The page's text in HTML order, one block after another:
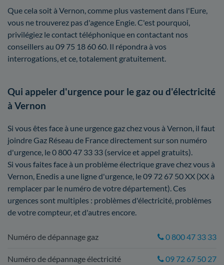
Que cela soit à Vernon, comme plus vastement dans l'Eure,
vous ne trouverez pas d'agence Engie. C'est pourquoi,
privilégiez le contact téléphonique en contactant nos
conseillers au 09 75 18 60 60. Il répondra à vos
interrogations, et ce, totalement gratuitement.
Qui appeler d'urgence pour le gaz ou d'électricité
à Vernon
Si vous êtes face à une urgence gaz chez vous à Vernon, il faut
joindre Gaz Réseau de France directement sur son numéro
d'urgence, le 0 800 47 33 33 (service et appel gratuits).
Si vous faites face à un problème électrique grave chez vous à
Vernon, Enedis a une ligne d'urgence, le 09 72 67 50 XX (XX à
remplacer par le numéro de votre département). Ces
urgences sont multiples : problèmes d'électricité, problèmes
de votre compteur, et d'autres encore.
Numéro de dépannage gaz 0 800 47 33 33
Numéro de dépannage électricité 09 72 67 50 27